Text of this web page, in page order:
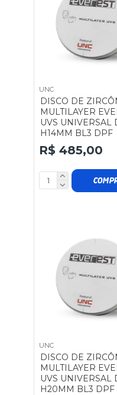
UNC
DISCO DE
MULTILAYER
UVS UNIVERSAL
H14MM BL3 DPF
R$ 485,00
UNC
DISCO DE
MULTILAYER
UVS UNIVERSAL
H20MM BL3 DPF